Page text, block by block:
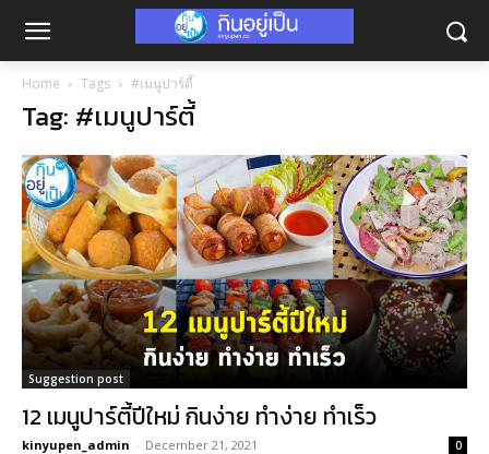
Home Tags #เมนูปาร์ตี้
Tag: #เมนูปาร์ตี้
Suggestion post
12 เมนูปาร์ตี้ปีใหม่ กินง่าย ทำง่าย ทำเร็ว
kinyupen_admin - December 21, 2021 0